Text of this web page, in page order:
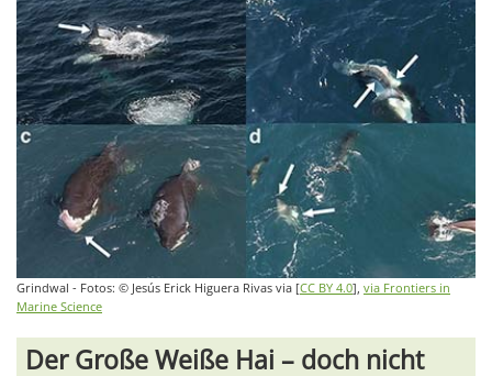
Grindwal - Fotos: © Jesús Erick Higuera Rivas via [CC BY 4.0], via Frontiers in
Marine Science
Der Große Weiße Hai – doch nicht